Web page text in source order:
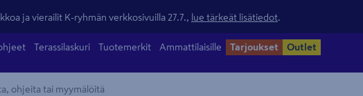
ja vierailit K-ryhmän verkkosivuilla 27.7., lue tärkeät lisätiedot
Terassilaskuri Tuotemerkit Ammattilaisille Tarjoukset Outlet